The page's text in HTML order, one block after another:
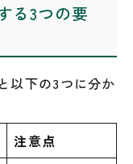
る3つの要
以下の3つに分か
注意点